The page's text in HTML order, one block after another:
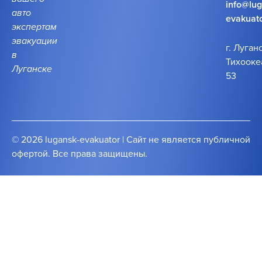
авто
экспертам
эвакуации
в
Луганске
г.
53
© 2026 lugansk-evakuator | Сайт не является публичной
офертой. Все права защищены.